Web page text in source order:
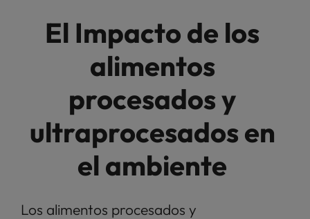
El Impacto de los
alimentos
procesados y
ultraprocesados en
el ambiente
Los alimentos procesados y